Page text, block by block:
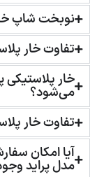
نوبخت شاپ
تفاوت خار
خار پلاستیکی
می‌شود؟
تفاوت خار
آیا امکان
مدل پراید